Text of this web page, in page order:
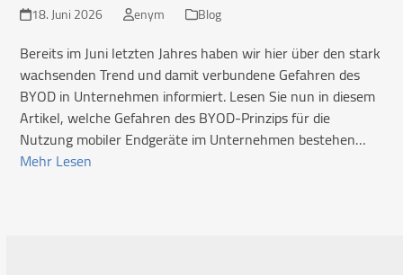
18. Juni 2026 enym Blog
Bereits im Juni letzten Jahres haben wir hier über den stark
wachsenden Trend und damit verbundene Gefahren des
BYOD in Unternehmen informiert. Lesen Sie nun in diesem
Artikel, welche Gefahren des BYOD-Prinzips für die
Nutzung mobiler Endgeräte im Unternehmen bestehen…
Mehr Lesen